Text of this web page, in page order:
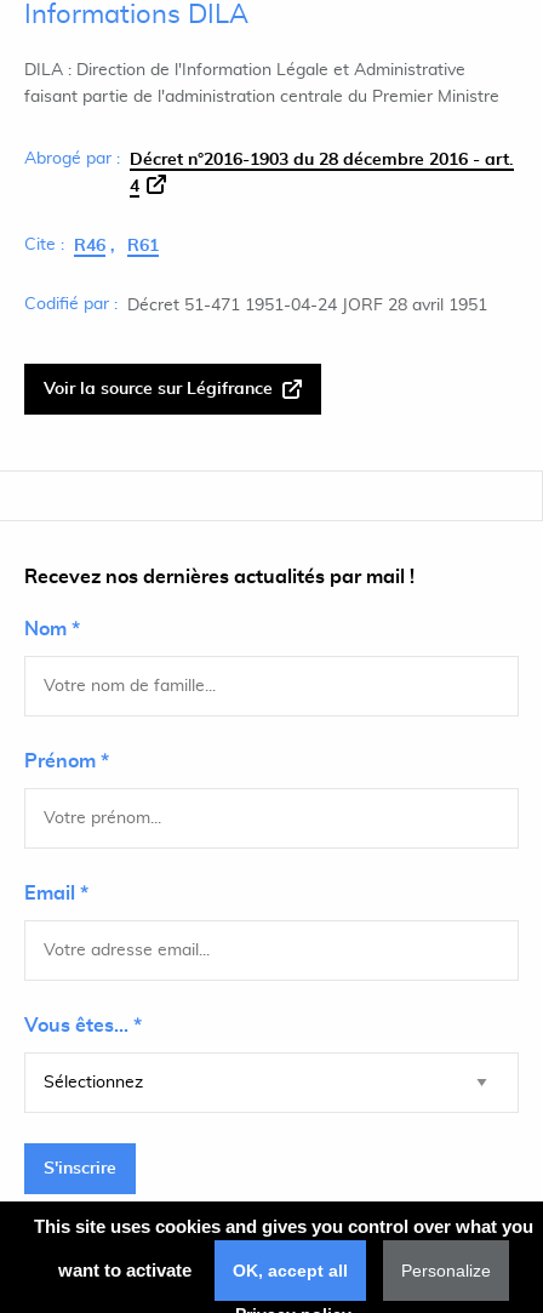
Informations DILA
DILA : Direction de l'Information Légale et Administrative
faisant partie de l'administration centrale du Premier Ministre
Abrogé par :
Décret n°2016-1903 du 28 décembre 2016 - art.
4
Cite : R46 R61
Codifié par : Décret 51-471 1951-04-24 JORF 28 avril 1951
Voir la source sur Légifrance
Recevez nos dernières actualités par mail !
Nom *
Prénom *
Email *
Vous êtes... *
S'inscrire
This site uses cookies and gives you control over what you
want to activate OK, accept all Personalize